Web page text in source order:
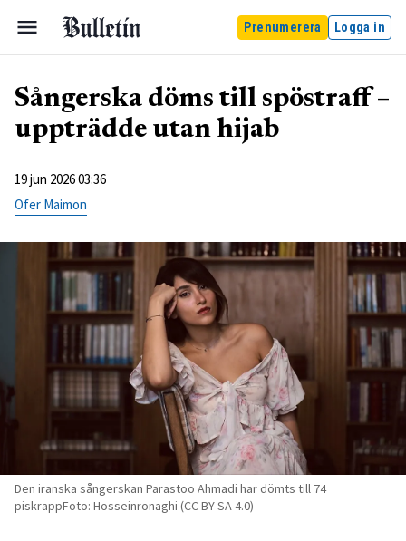
Prenumerera Logga in
Sångerska döms till spöstraff –
uppträdde utan hijab
19 jun 2026 03:36
Ofer Maimon
Den iranska sångerskan Parastoo Ahmadi har dömts till 74
piskrappFoto: Hosseinronaghi (CC BY-SA 4.0)